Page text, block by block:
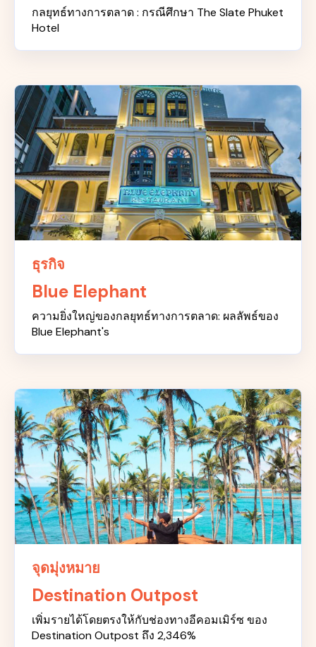
กลยุทธ์ทางการตลาด : กรณีศึกษา The Slate Phuket
Hotel
ธุรกิจ
Blue Elephant
ความยิ่งใหญ่ของกลยุทธ์ทางการตลาด: ผลลัพธ์ของ
Blue Elephant's
จุดมุ่งหมาย
Destination Outpost
เพิ่มรายได้โดยตรงให้กับช่องทางอีคอมเมิร์ซ ของ
Destination Outpost ถึง 2,346%